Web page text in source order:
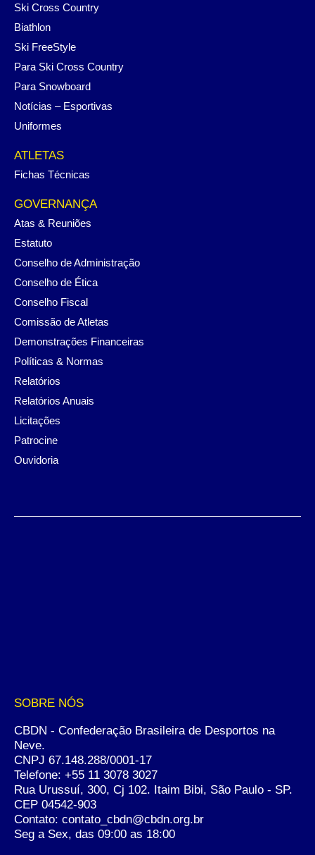
Ski Cross Country
Biathlon
Ski FreeStyle
Para Ski Cross Country
Para Snowboard
Notícias – Esportivas
Uniformes
ATLETAS
Fichas Técnicas
GOVERNANÇA
Atas & Reuniões
Estatuto
Conselho de Administração
Conselho de Ética
Conselho Fiscal
Comissão de Atletas
Demonstrações Financeiras
Políticas & Normas
Relatórios
Relatórios Anuais
Licitações
Patrocine
Ouvidoria
SOBRE NÓS
CBDN - Confederação Brasileira de Desportos na
Neve.
CNPJ 67.148.288/0001-17
Telefone: +55 11 3078 3027
Rua Urussuí, 300, Cj 102. Itaim Bibi, São Paulo - SP.
CEP 04542-903
Contato: contato_cbdn@cbdn.org.br
Seg a Sex, das 09:00 as 18:00